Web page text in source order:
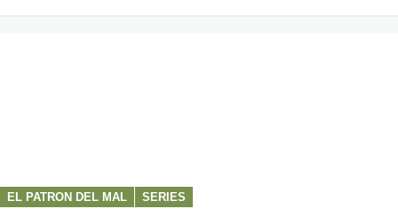
EL PATRON DEL MAL SERIES